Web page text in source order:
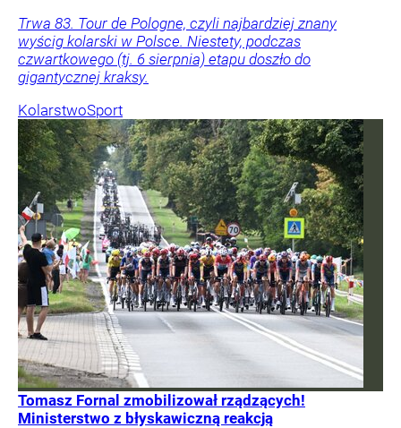
Trwa 83. Tour de Pologne, czyli najbardziej znany
wyścig kolarski w Polsce. Niestety, podczas
czwartkowego (tj. 6 sierpnia) etapu doszło do
gigantycznej kraksy.
KolarstwoSport
Tomasz Fornal zmobilizował rządzących!
Ministerstwo z błyskawiczną reakcją